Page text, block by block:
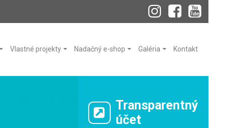
Vlastné projekty Nadačný e-shop Galéria Kontakt
Transparentný
účet